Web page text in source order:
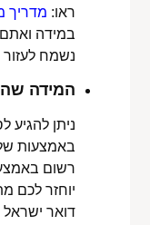
ראו: מדריך
במידה
נשמח
המידה
ניתן להגיע
באמצעות
רשום
יוחזר לכם
דואר ישראל